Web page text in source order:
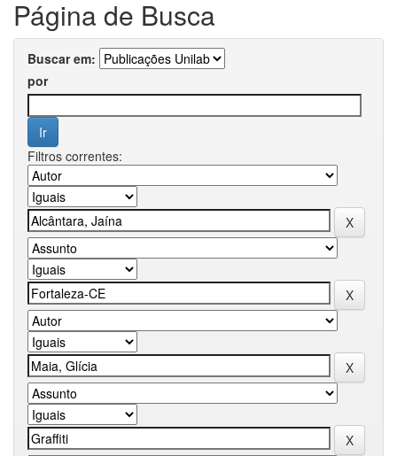
Página de Busca
Buscar em:
por
Filtros correntes: